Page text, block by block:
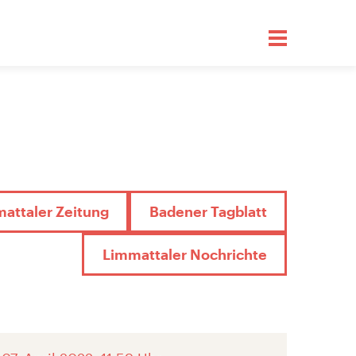
Zeitung Badener Tagblatt
Limmattaler Nochrichte